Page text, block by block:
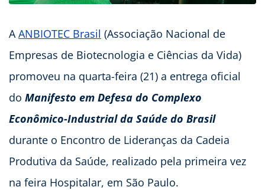
A ANBIOTEC Brasil (Associação Nacional de
Empresas de Biotecnologia e Ciências da Vida)
promoveu na quarta-feira (21) a entrega oficial
do Manifesto em Defesa do Complexo
Econômico-Industrial da Saúde do Brasil
durante o Encontro de Lideranças da Cadeia
Produtiva da Saúde, realizado pela primeira vez
na feira Hospitalar, em São Paulo.